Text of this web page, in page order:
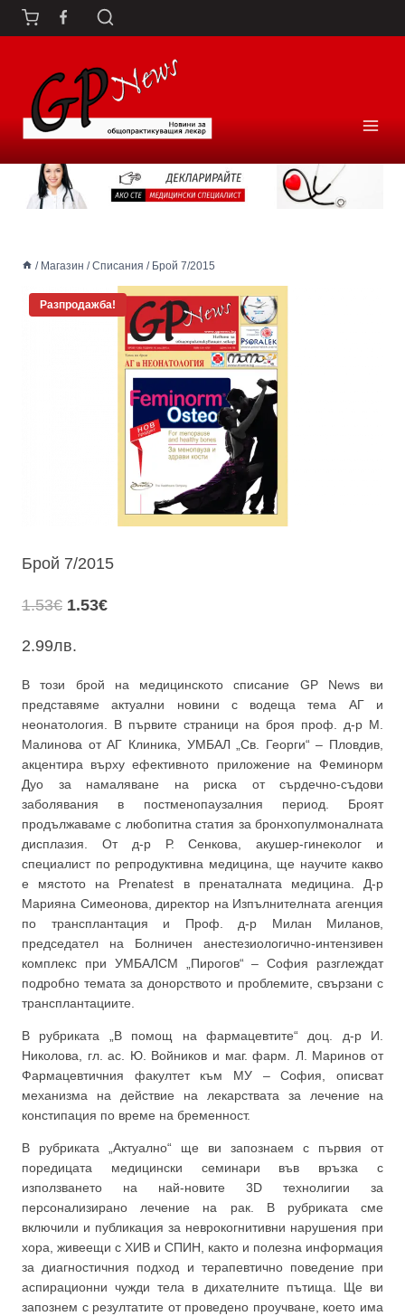
Към
съдържанието
/ Магазин / Списания / Брой 7/2015
Разпродажба!
Брой 7/2015
1.53€ Original
was:
1.53€.
1.53€Текущата
1.53€.
2.99лв.
В този брой на медицинското списание GP News ви
представяме актуални новини с водеща тема АГ и
неонатология. В първите страници на броя проф. д-р М.
Малинова от АГ Клиника, УМБАЛ „Св. Георги“ – Пловдив,
акцентира върху ефективното приложение на Феминорм
Дуо за намаляване на риска от сърдечно-съдови
заболявания в постменопаузалния период. Броят
продължаваме с любопитна статия за бронхопулмоналната
дисплазия. От д-р Р. Сенкова, акушер-гинеколог и
специалист по репродуктивна медицина, ще научите какво
е мястото на Prenatest в пренаталната медицина. Д-р
Марияна Симеонова, директор на Изпълнителната агенция
по трансплантация и Проф. д-р Милан Миланов,
председател на Болничен анестезиологично-интензивен
комплекс при УМБАЛСМ „Пирогов“ – София разглеждат
подробно темата за донорството и проблемите, свързани с
трансплантациите.
В рубриката „В помощ на фармацевтите“ доц. д-р И.
Николова, гл. ас. Ю. Войников и маг. фарм. Л. Маринов от
Фармацевтичния факултет към МУ – София, описват
механизма на действие на лекарствата за лечение на
констипация по време на бременност.
В рубриката „Актуално“ ще ви запознаем с първия от
поредицата медицински семинари във връзка с
използването на най-новите 3D технолигии за
персонализирано лечение на рак. В рубриката сме
включили и публикация за неврокогнитивни нарушения при
хора, живеещи с ХИВ и СПИН, както и полезна информация
за диагностичния подход и терапевтично поведение при
аспирационни чужди тела в дихателните пътища. Ще ви
запознем с резултатите от проведено проучване, което има